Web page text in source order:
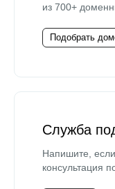
из 700+
Подобрать
Служба
Напишите,
консультация